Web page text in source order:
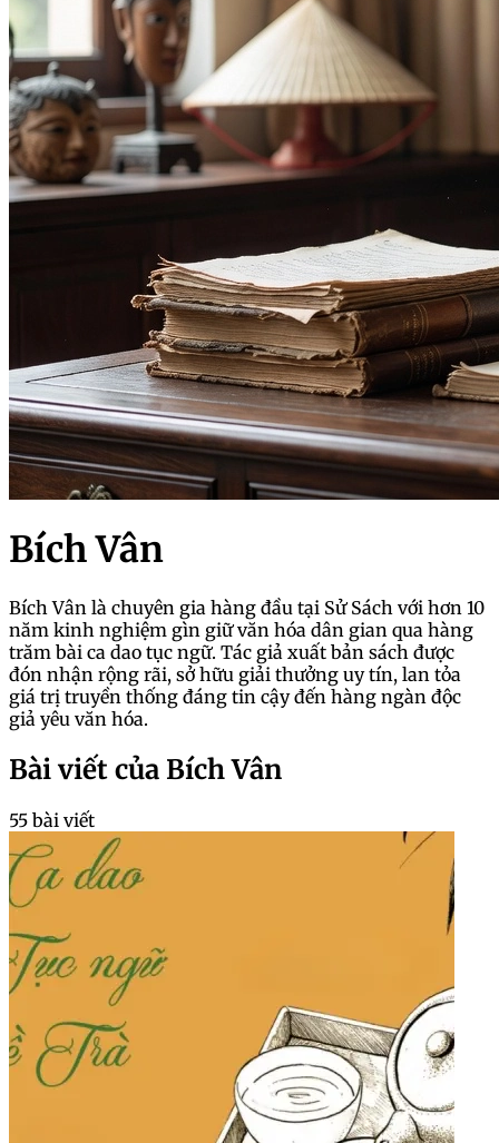
Bích Vân
Bích Vân là chuyên gia hàng đầu tại Sử Sách với hơn 10
năm kinh nghiệm gìn giữ văn hóa dân gian qua hàng
trăm bài ca dao tục ngữ. Tác giả xuất bản sách được
đón nhận rộng rãi, sở hữu giải thưởng uy tín, lan tỏa
giá trị truyền thống đáng tin cậy đến hàng ngàn độc
giả yêu văn hóa.
Bài viết của Bích Vân
55 bài viết